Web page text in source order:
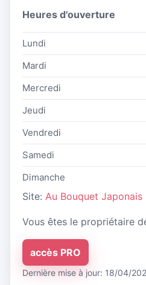
Heures d'ouverture
Lundi
Mardi
Mercredi
Jeudi
Vendredi
Samedi
Dimanche
Site: Au Bouquet Japonais
Vous êtes le propriétaire
accès PRO
Dernière mise à jour: 18/04/